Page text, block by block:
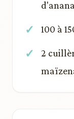
100 à
2